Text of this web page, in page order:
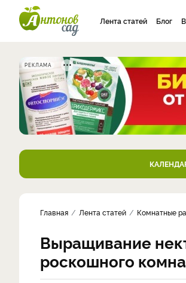
Лента статей Блог
РЕКЛАМА
Главная Лента статей Комнатные
Выращивание
роскошного